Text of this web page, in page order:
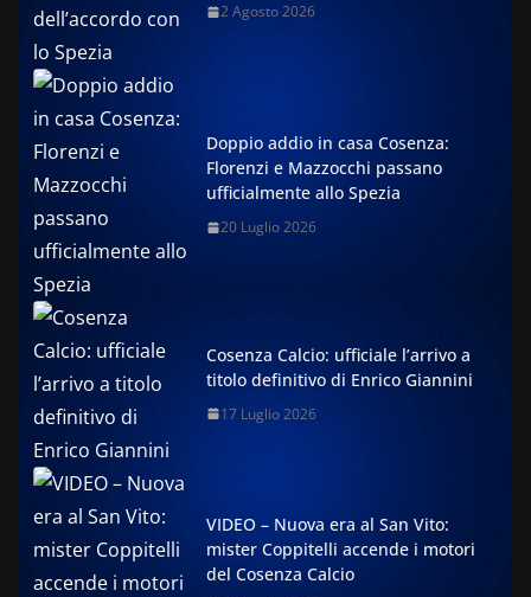
2 Agosto 2026
Doppio addio in casa Cosenza:
Florenzi e Mazzocchi passano
ufficialmente allo Spezia
20 Luglio 2026
Cosenza Calcio: ufficiale l’arrivo a
titolo definitivo di Enrico Giannini
17 Luglio 2026
VIDEO – Nuova era al San Vito:
mister Coppitelli accende i motori
del Cosenza Calcio